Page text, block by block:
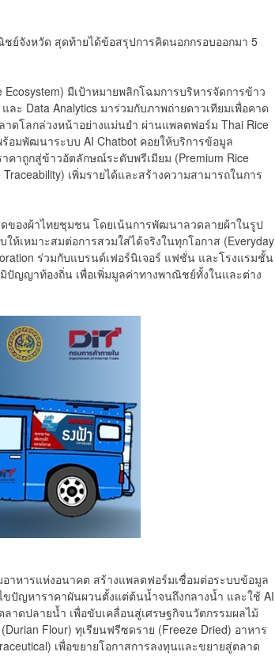
ย์จังหวัด สุดท้ายได้ข้อสรุปการคิดนอกกรอบออกมา 5
มีเป้าหมายพลิกโฉมการบริหารจัดการข้าว
ะ Data Analytics มาร่วมกับภาพถ่ายดาวเทียมเพื่อคาด
ดโลกล่วงหน้าอย่างแม่นยำ ผ่านแพลตฟอร์ม Thai Rice
ร้อมพัฒนาระบบ AI Chatbot คอยให้บริการข้อมูล
าถูกสู่ข้าวอัตลักษณ์ระดับพรีเมียม (Premium Rice
เพิ่มรายได้และสร้างความสามารถในการ
ของผ้าไทยชุมชน โดยเน้นการพัฒนาลวดลายผ้าในรูป
เหมาะสมต่อการสวมใส่ได้จริงในทุกโอกาส (Everyday
ร่วมกับแบรนด์เฟอร์นิเจอร์ แฟชั่น และโรงแรมชั้น
ปัญญาท้องถิ่น เพื่อเพิ่มมูลค่าทางพาณิชย์ทั้งในและต่าง
าหารแห่งอนาคต สร้างแพลตฟอร์มเชื่อมต่อระบบข้อมูล
ขปัญหาราคาผันผวนตั้งแต่ต้นน้ำจนถึงกลางน้ำ และใช้ AI
าดปลายน้ำ เพื่อขับเคลื่อนสู่เศรษฐกิจนวัตกรรมผลไม้
Flour) ทุเรียนฟรีซดราย (Freeze Dried) อาหาร
เพื่อขยายโอกาสการลงทุนและขยายสู่ตลาด